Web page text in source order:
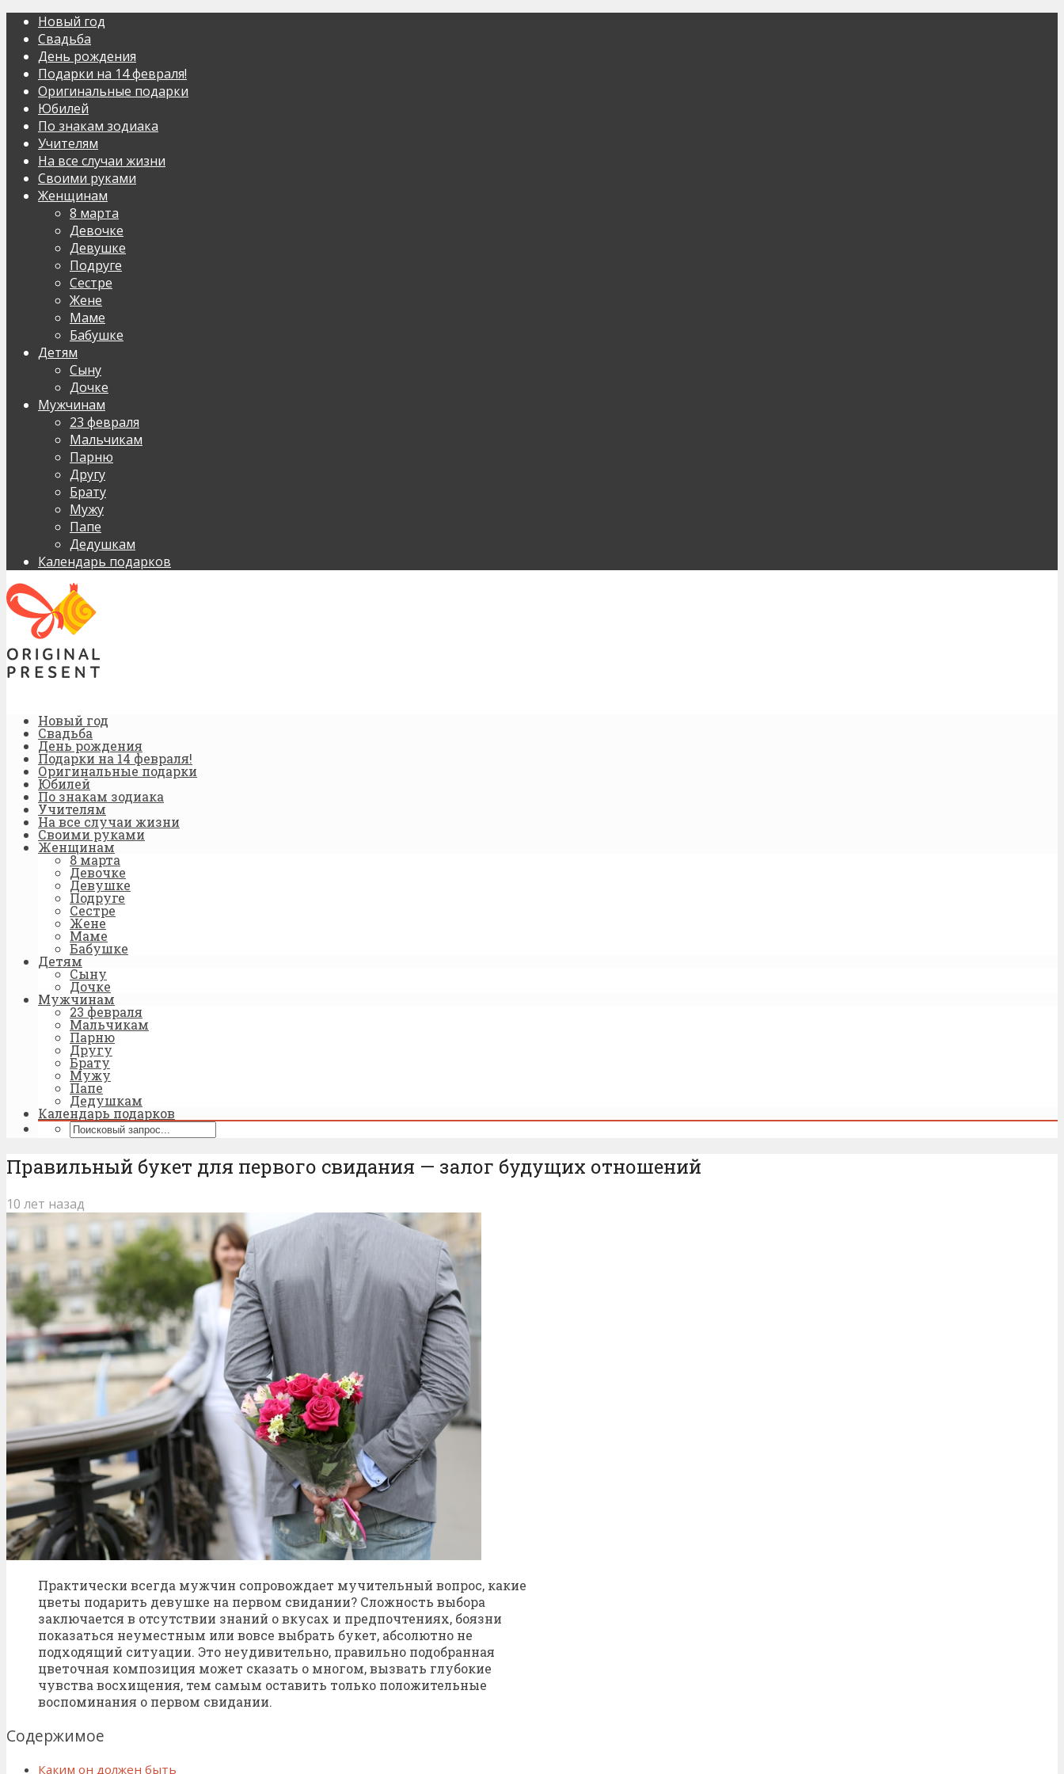
Новый год
Свадьба
День рождения
Подарки на 14 февраля!
Оригинальные подарки
Юбилей
По знакам зодиака
Учителям
На все случаи жизни
Своими руками
Женщинам
8 марта
Девочке
Девушке
Подруге
Сестре
Жене
Маме
Бабушке
Детям
Сыну
Дочке
Мужчинам
23 февраля
Мальчикам
Парню
Другу
Брату
Мужу
Папе
Дедушкам
Календарь подарков
Новый год
Свадьба
День рождения
Подарки на 14 февраля!
Оригинальные подарки
Юбилей
По знакам зодиака
Учителям
На все случаи жизни
Своими руками
Женщинам
8 марта
Девочке
Девушке
Подруге
Сестре
Жене
Маме
Бабушке
Детям
Сыну
Дочке
Мужчинам
23 февраля
Мальчикам
Парню
Другу
Брату
Мужу
Папе
Дедушкам
Календарь подарков
Правильный букет для первого свидания — залог будущих отношений
10 лет назад
Практически всегда мужчин сопровождает мучительный вопрос, какие
цветы подарить девушке на первом свидании? Сложность выбора
заключается в отсутствии знаний о вкусах и предпочтениях, боязни
показаться неуместным или вовсе выбрать букет, абсолютно не
подходящий ситуации. Это неудивительно, правильно подобранная
цветочная композиция может сказать о многом, вызвать глубокие
чувства восхищения, тем самым оставить только положительные
воспоминания о первом свидании.
Содержимое
Каким он должен быть